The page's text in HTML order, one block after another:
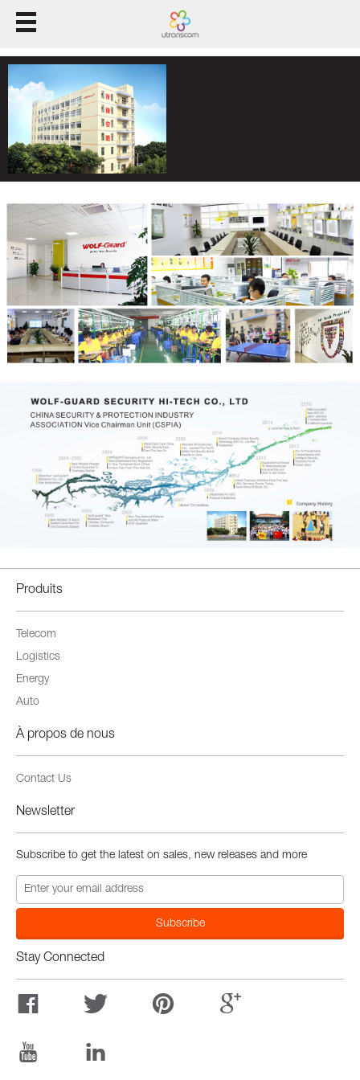
Produits
Solution
L'appui
À propos de nous
Produits
Telecom
Logistics
Energy
Auto
À propos de nous
Contact Us
Newsletter
Subscribe to get the latest on sales, new releases and more
Stay Connected